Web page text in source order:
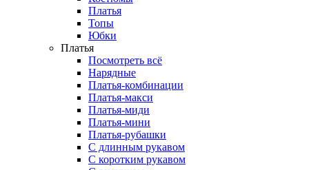
Платья
Топы
Юбки
Платья
Посмотреть всё
Нарядные
Платья-комбинации
Платья-макси
Платья-миди
Платья-мини
Платья-рубашки
С длинным рукавом
С коротким рукавом